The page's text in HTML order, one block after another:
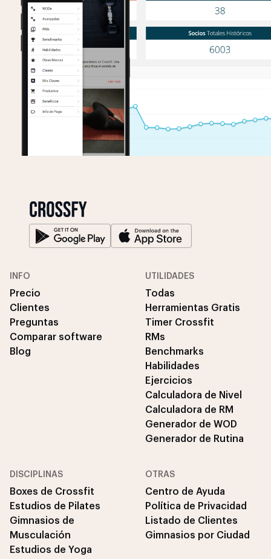
INFO
Precio
Clientes
Preguntas
Comparar software
Blog
UTILIDADES
Todas
Herramientas Gratis
Timer Crossfit
RMs
Benchmarks
Habilidades
Ejercicios
Calculadora de Nivel
Calculadora de RM
Generador de WOD
Generador de Rutina
DISCIPLINAS
Boxes de Crossfit
Estudios de Pilates
Gimnasios de
Musculación
Estudios de Yoga
OTRAS
Centro de Ayuda
Política de Privacidad
Listado de Clientes
Gimnasios por Ciudad